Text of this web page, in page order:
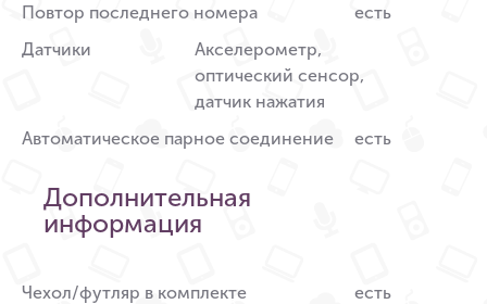
Повтор последнего номера
есть
Датчики
Акселерометр,
оптический сенсор,
датчик нажатия
Автоматическое парное соединение
есть
Дополнительная
информация
Чехол/футляр в комплекте
есть